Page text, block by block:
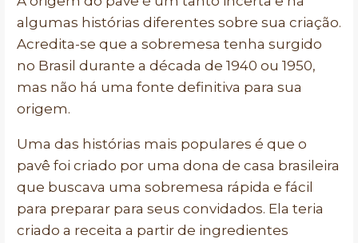
algumas histórias diferentes sobre sua criação.
Acredita-se que a sobremesa tenha surgido
no Brasil durante a década de 1940 ou 1950,
mas não há uma fonte definitiva para sua
origem.
Uma das histórias mais populares é que o
pavê foi criado por uma dona de casa brasileira
que buscava uma sobremesa rápida e fácil
para preparar para seus convidados. Ela teria
criado a receita a partir de ingredientes